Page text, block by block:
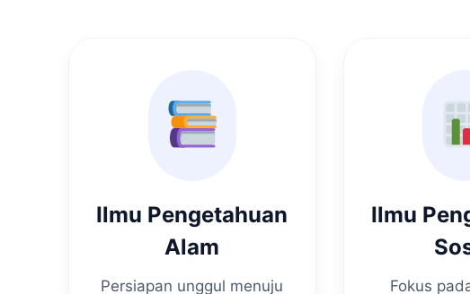
Ilmu Pengetahuan
Alam
Persiapan unggul menuju
Ilmu
Fokus